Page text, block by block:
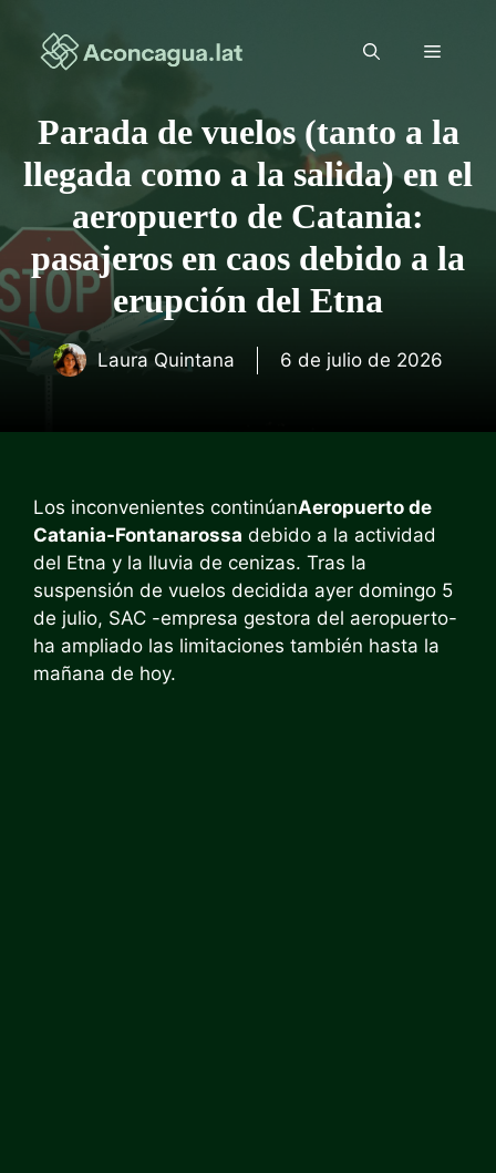
contenido
Menú
Parada de vuelos (tanto a la
llegada como a la salida) en el
aeropuerto de Catania:
pasajeros en caos debido a la
erupción del Etna
Laura Quintana 6 de julio de 2026
Los inconvenientes continúanAeropuerto de
Catania-Fontanarossa debido a la actividad
del Etna y la lluvia de cenizas. Tras la
suspensión de vuelos decidida ayer domingo 5
de julio, SAC -empresa gestora del aeropuerto-
ha ampliado las limitaciones también hasta la
mañana de hoy.